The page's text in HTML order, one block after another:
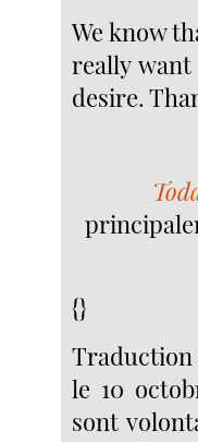
We know
really
desire.
{}
Traduction
le 10
sont